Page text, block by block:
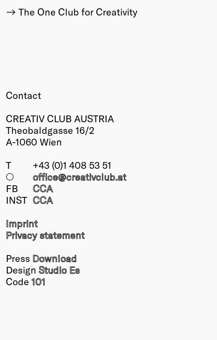
The One Club for Creativity
Contact
CREATIV CLUB AUSTRIA
Theobaldgasse 16/2
A-1060 Wien
T
+43 (0)1 408 53 51
○
office@creativclub.at
FB
CCA
INST CCA
Imprint
Privacy statement
Press Download
Design Studio Es
Code 101